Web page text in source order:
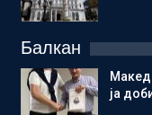
Балкан
ја